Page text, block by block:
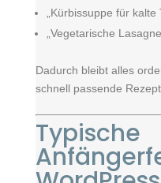
„Kürbissuppe für kalte
„Vegetarische
Dadurch bleibt alles
schnell passende
Typische